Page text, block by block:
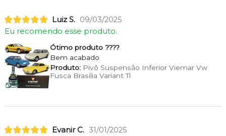
Luiz S. 09/03/2025
Eu recomendo esse produto.
Ótimo produto ????
Bem acabado
Produto:Pivô Suspensão Inferior Viemar Vw
Fusca Brasilia Variant Tl
Evanir C. 31/01/2025